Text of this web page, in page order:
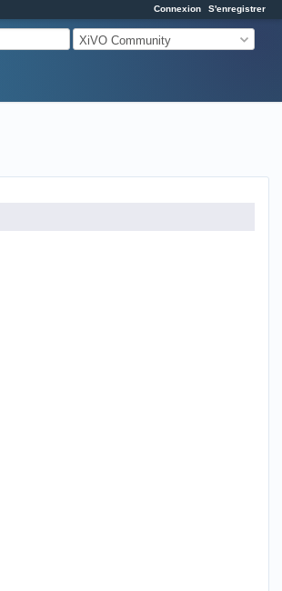
Connexion S'enregistrer
XiVO Community